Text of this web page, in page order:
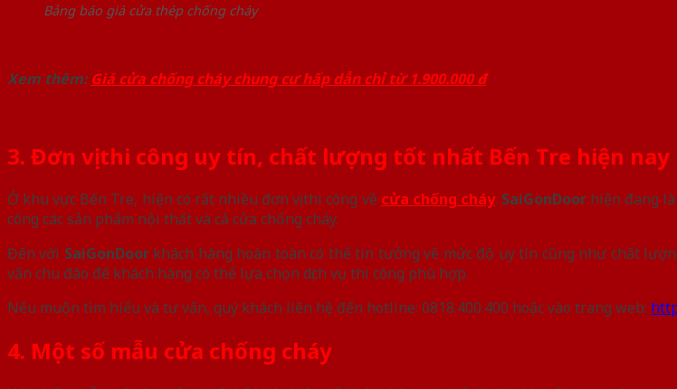
Bảng báo giá cửa thép chống cháy
Xem thêm:Giá cửa chống cháy chung cư hấp dẫn chỉ từ 1.900.000 đ
3. Đơn vị thi công uy tín, chất lượng tốt nhất Bến Tre hiện nay
Ở khu vực Bến Tre, hiện có rất nhiều đơn vị thi công về cửa chống cháy. SaiGonDoor hiện đang
công các sản phẩm nội thất và cả cửa chống cháy.
Đến với SaiGonDoorkhách hàng hoàn toàn có thể tin tưởng về mức độ uy tín cũng như chất
vấn chu đáo để khách hàng có thể lựa chọn dịch vụ thi công phù hợp.
Nếu muộn tìm hiểu và tư vấn, quý khách liên hệ đến hotline: 0818.400.400 hoặc vào trang web:
4. Một số mẫu cửa chống cháy